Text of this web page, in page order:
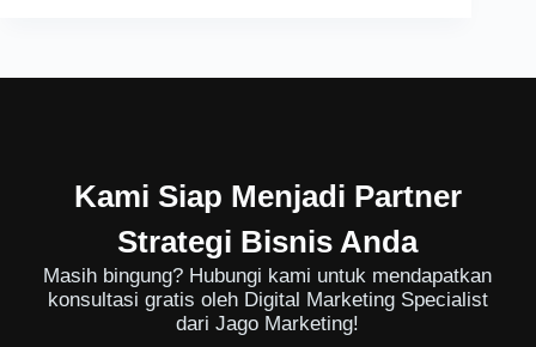
Kami Siap Menjadi Partner
Strategi Bisnis Anda
Masih bingung? Hubungi kami untuk mendapatkan
konsultasi gratis oleh Digital Marketing Specialist
dari Jago Marketing!